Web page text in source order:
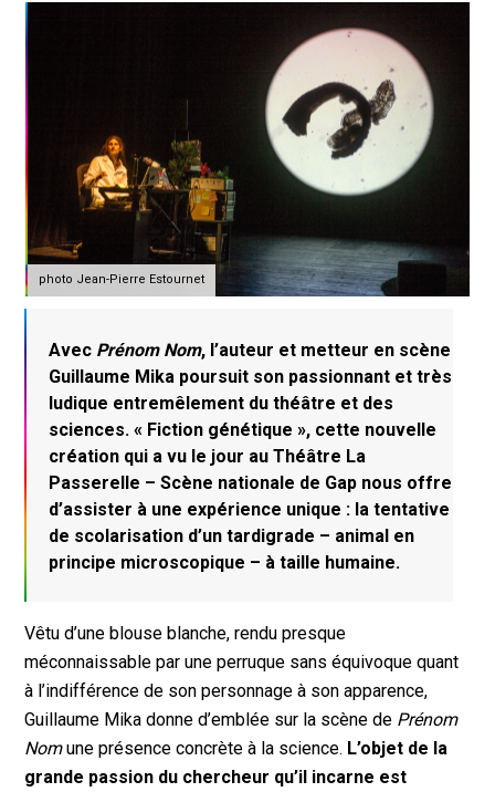
photo Jean-Pierre Estournet
Avec Prénom Nom, l’auteur et metteur en scène
Guillaume Mika poursuit son passionnant et très
ludique entremêlement du théâtre et des
sciences. « Fiction génétique », cette nouvelle
création qui a vu le jour au Théâtre La
Passerelle – Scène nationale de Gap nous offre
d’assister à une expérience unique : la tentative
de scolarisation d’un tardigrade – animal en
principe microscopique – à taille humaine.
Vêtu d’une blouse blanche, rendu presque
méconnaissable par une perruque sans équivoque quant
à l’indifférence de son personnage à son apparence,
Guillaume Mika donne d’emblée sur la scène de Prénom
Nomune présence concrète à la science. L’objet de la
grande passion du chercheur qu’il incarne est